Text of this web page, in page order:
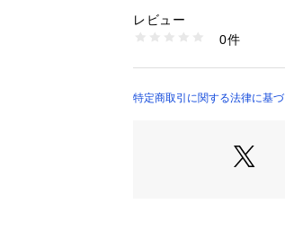
良くシャープさをプラス
一枚でさまになり、ス
※商品の色味は、商品単
洗濯：手洗い、漂白不可、
ン仕上げ可、ドライ可、ウエ
い
11013401701 （ショップ）
レビュー
0件
特定商取引に関する法律に基